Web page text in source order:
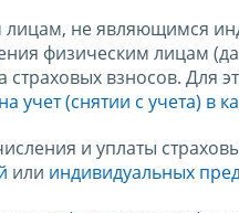
лицам, не являющимся
физическим лицам
страховых взносов. Для
учет (снятии с учета) в
и уплаты
или индивидуальных